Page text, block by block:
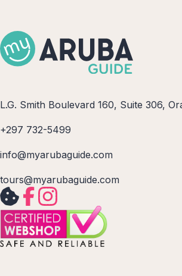
L.G. Smith Boulevard 160, Suite 306,
+297 732-5499
info@myarubaguide.com
tours@myarubaguide.com